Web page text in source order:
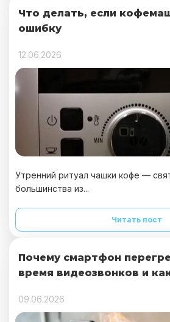
Что делать, если
ошибку
12.06.2026
Утренний ритуал чашки кофе —
большинства из...
Читать пост
Почему смартфон
время видеозвонков и
09.06.2026